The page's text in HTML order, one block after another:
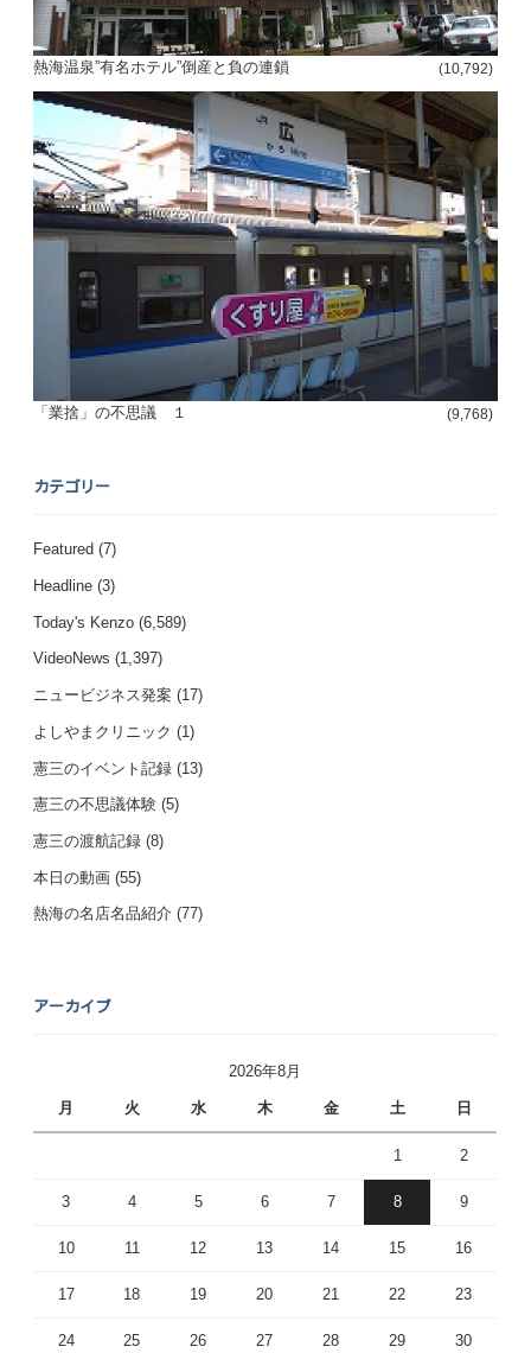
熱海温泉”有名ホテル”倒産と負の連鎖 (10,792)
「業捨」の不思議 １ (9,768)
カテゴリー
Featured (7)
Headline (3)
Today's Kenzo (6,589)
VideoNews (1,397)
ニュービジネス発案 (17)
よしやまクリニック (1)
憲三のイベント記録 (13)
憲三の不思議体験 (5)
憲三の渡航記録 (8)
本日の動画 (55)
熱海の名店名品紹介 (77)
アーカイブ
2026年8月
月 火 水 木 金 土 日
1 2
3 4 5 6 7 8 9
10 11 12 13 14 15 16
17 18 19 20 21 22 23
24 25 26 27 28 29 30